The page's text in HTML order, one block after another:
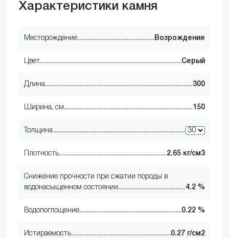
Характеристики камня
Месторождение Возрождение
Цвет Серый
Длина 300
Ширина, см 150
Толщина
Плотность 2.65 кг/см3
Снижение прочности при сжатии породы в
водонасыщенном состоянии
4.2 %
Водопоглощение 0.22 %
Истираемость 0.27 г/см2